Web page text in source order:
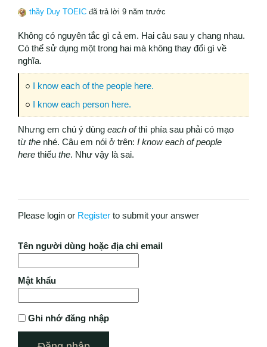
thầy Duy TOEIC đã trả lời 9 năm trước
Không có nguyên tắc gì cả em. Hai câu sau y chang nhau.
Có thể sử dụng một trong hai mà không thay đổi gì về
nghĩa.
○ I know each of the people here.
○ I know each person here.
Nhưng em chú ý dùng each ofthì phía sau phải có mạo
từ the nhé. Câu em nói ở trên: I know each of people
here thiếu the. Như vậy là sai.
Please login or Register to submit your answer
Tên người dùng hoặc địa chỉ email
Mật khẩu
Ghi nhớ đăng nhập